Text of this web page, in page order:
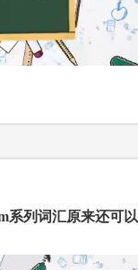
系列词汇原来还可以